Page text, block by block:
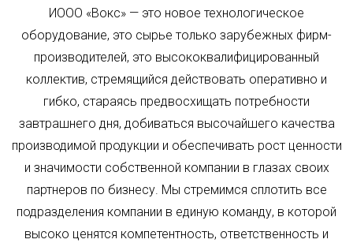
ИООО «Вокс» — это новое технологическое
оборудование, это сырье только зарубежных фирм-
производителей, это высококвалифицированный
коллектив, стремящийся действовать оперативно и
гибко, стараясь предвосхищать потребности
завтрашнего дня, добиваться высочайшего качества
производимой продукции и обеспечивать рост ценности
и значимости собственной компании в глазах своих
партнеров по бизнесу. Мы стремимся сплотить все
подразделения компании в единую команду, в которой
высоко ценятся компетентность, ответственность и